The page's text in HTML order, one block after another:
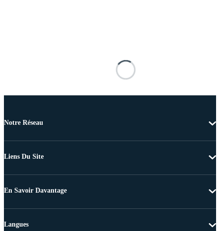
Notre Réseau
Liens Du Site
En Savoir Davantage
Langues